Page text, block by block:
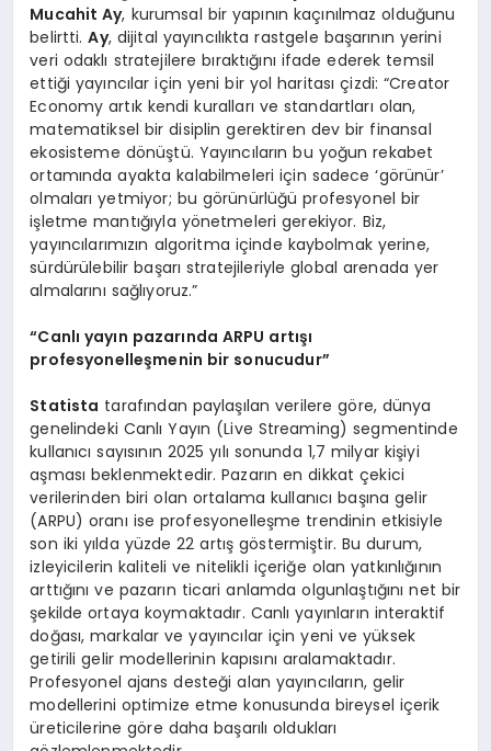
Mucahit Ay, kurumsal bir yapının kaçınılmaz olduğunu
belirtti.Ay, dijital yayıncılıkta rastgele başarının yerini
veri odaklı stratejilere bıraktığını ifade ederek temsil
ettiği yayıncılar için yeni bir yol haritası çizdi: “Creator
Economy artık kendi kuralları ve standartları olan,
matematiksel bir disiplin gerektiren dev bir finansal
ekosisteme dönüştü. Yayıncıların bu yoğun rekabet
ortamında ayakta kalabilmeleri için sadece ‘görünür’
olmaları yetmiyor; bu görünürlüğü profesyonel bir
işletme mantığıyla yönetmeleri gerekiyor. Biz,
yayıncılarımızın algoritma içinde kaybolmak yerine,
sürdürülebilir başarı stratejileriyle global arenada yer
almalarını sağlıyoruz.”
“Canlı yayın pazarında ARPU artışı
profesyonelleşmenin bir sonucudur”
Statista tarafından paylaşılan verilere göre, dünya
genelindeki Canlı Yayın (Live Streaming) segmentinde
kullanıcı sayısının 2025 yılı sonunda 1,7 milyar kişiyi
aşması beklenmektedir. Pazarın en dikkat çekici
verilerinden biri olan ortalama kullanıcı başına gelir
(ARPU) oranı ise profesyonelleşme trendinin etkisiyle
son iki yılda yüzde 22 artış göstermiştir. Bu durum,
izleyicilerin kaliteli ve nitelikli içeriğe olan yatkınlığının
arttığını ve pazarın ticari anlamda olgunlaştığını net bir
şekilde ortaya koymaktadır. Canlı yayınların interaktif
doğası, markalar ve yayıncılar için yeni ve yüksek
getirili gelir modellerinin kapısını aralamaktadır.
Profesyonel ajans desteği alan yayıncıların, gelir
modellerini optimize etme konusunda bireysel içerik
üreticilerine göre daha başarılı oldukları